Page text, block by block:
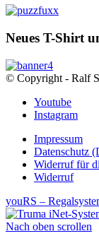
Neues T-Shirt
© Copyright - Ralf
Youtube
Instagram
Impressum
Datenschutz
Widerruf für
Widerruf
youRS –
Nach oben scrollen